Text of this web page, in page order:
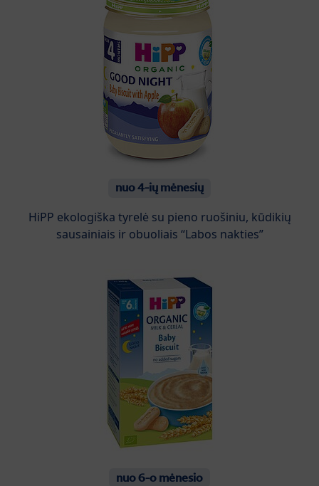
nuo 4-ių mėnesių
HiPP ekologiška tyrelė su pieno ruošiniu, kūdikių
sausainiais ir obuoliais “Labos nakties”
nuo 6-o mėnesio